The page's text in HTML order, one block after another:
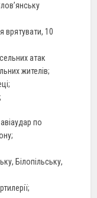
врятувати, 10
атак
жителів;
по
Білопільську,